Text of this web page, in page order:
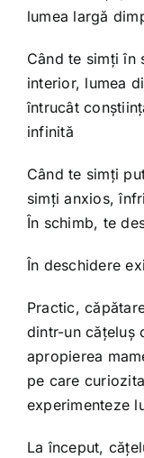
lumea largă
Când te simți în
interior, lumea
întrucât
infinită
Când te simți
simți anxios,
În schimb, te
În deschidere
Practic,
dintr-un cățeluș
apropierea
pe care
experimenteze
La început,